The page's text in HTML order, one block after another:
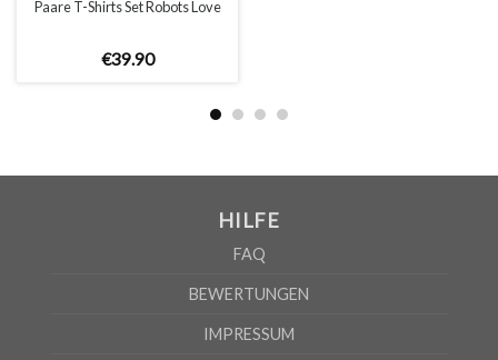
B
49cm 50cm 53cm 56cm 59cm 62cm 64cm 68cm 72cm
Nach Angaben des Lieferanten kann die Fehlerquote 5% betragen
Paare T-Shirts Set Robots Love
€39.90
HILFE
FAQ
BEWERTUNGEN
IMPRESSUM